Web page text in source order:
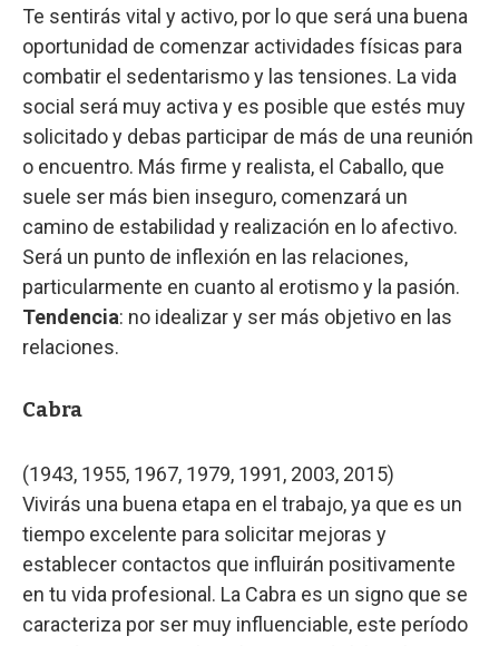
Te sentirás vital y activo, por lo que será una buena
oportunidad de comenzar actividades físicas para
combatir el sedentarismo y las tensiones. La vida
social será muy activa y es posible que estés muy
solicitado y debas participar de más de una reunión
o encuentro. Más firme y realista, el Caballo, que
suele ser más bien inseguro, comenzará un
camino de estabilidad y realización en lo afectivo.
Será un punto de inflexión en las relaciones,
particularmente en cuanto al erotismo y la pasión.
Tendencia: no idealizar y ser más objetivo en las
relaciones.
Cabra
(1943, 1955, 1967, 1979, 1991, 2003, 2015)
Vivirás una buena etapa en el trabajo, ya que es un
tiempo excelente para solicitar mejoras y
establecer contactos que influirán positivamente
en tu vida profesional. La Cabra es un signo que se
caracteriza por ser muy influenciable, este período